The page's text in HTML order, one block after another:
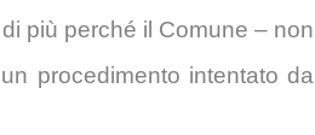
più perché il Comune – non
procedimento intentato da